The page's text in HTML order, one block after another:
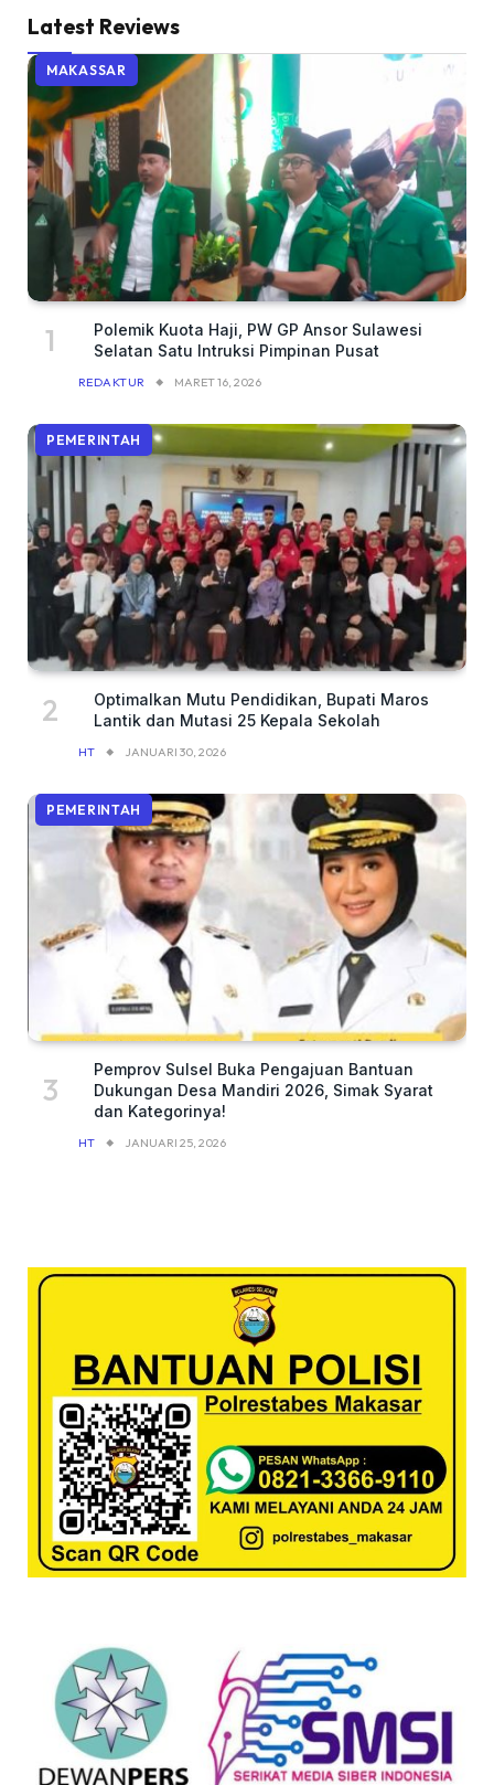
Latest Reviews
MAKASSAR
Polemik Kuota Haji, PW GP Ansor Sulawesi
Selatan Satu Intruksi Pimpinan Pusat
REDAKTUR MARET 16, 2026
PEMERINTAH
Optimalkan Mutu Pendidikan, Bupati Maros
Lantik dan Mutasi 25 Kepala Sekolah
HT JANUARI 30, 2026
PEMERINTAH
Pemprov Sulsel Buka Pengajuan Bantuan
Dukungan Desa Mandiri 2026, Simak Syarat
dan Kategorinya!
HT JANUARI 25, 2026